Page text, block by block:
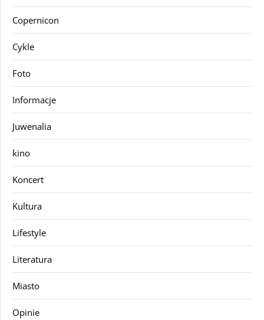
Copernicon
Cykle
Foto
Informacje
Juwenalia
kino
Koncert
Kultura
Lifestyle
Literatura
Miasto
Opinie